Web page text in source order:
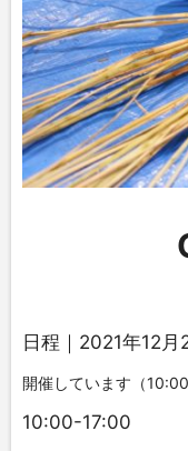
日程｜2021年12月
開催しています（10:00
10:00-17:00